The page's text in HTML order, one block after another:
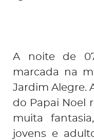
A noite de
marcada na
Jardim Alegre.
do Papai Noel
muita
jovens e